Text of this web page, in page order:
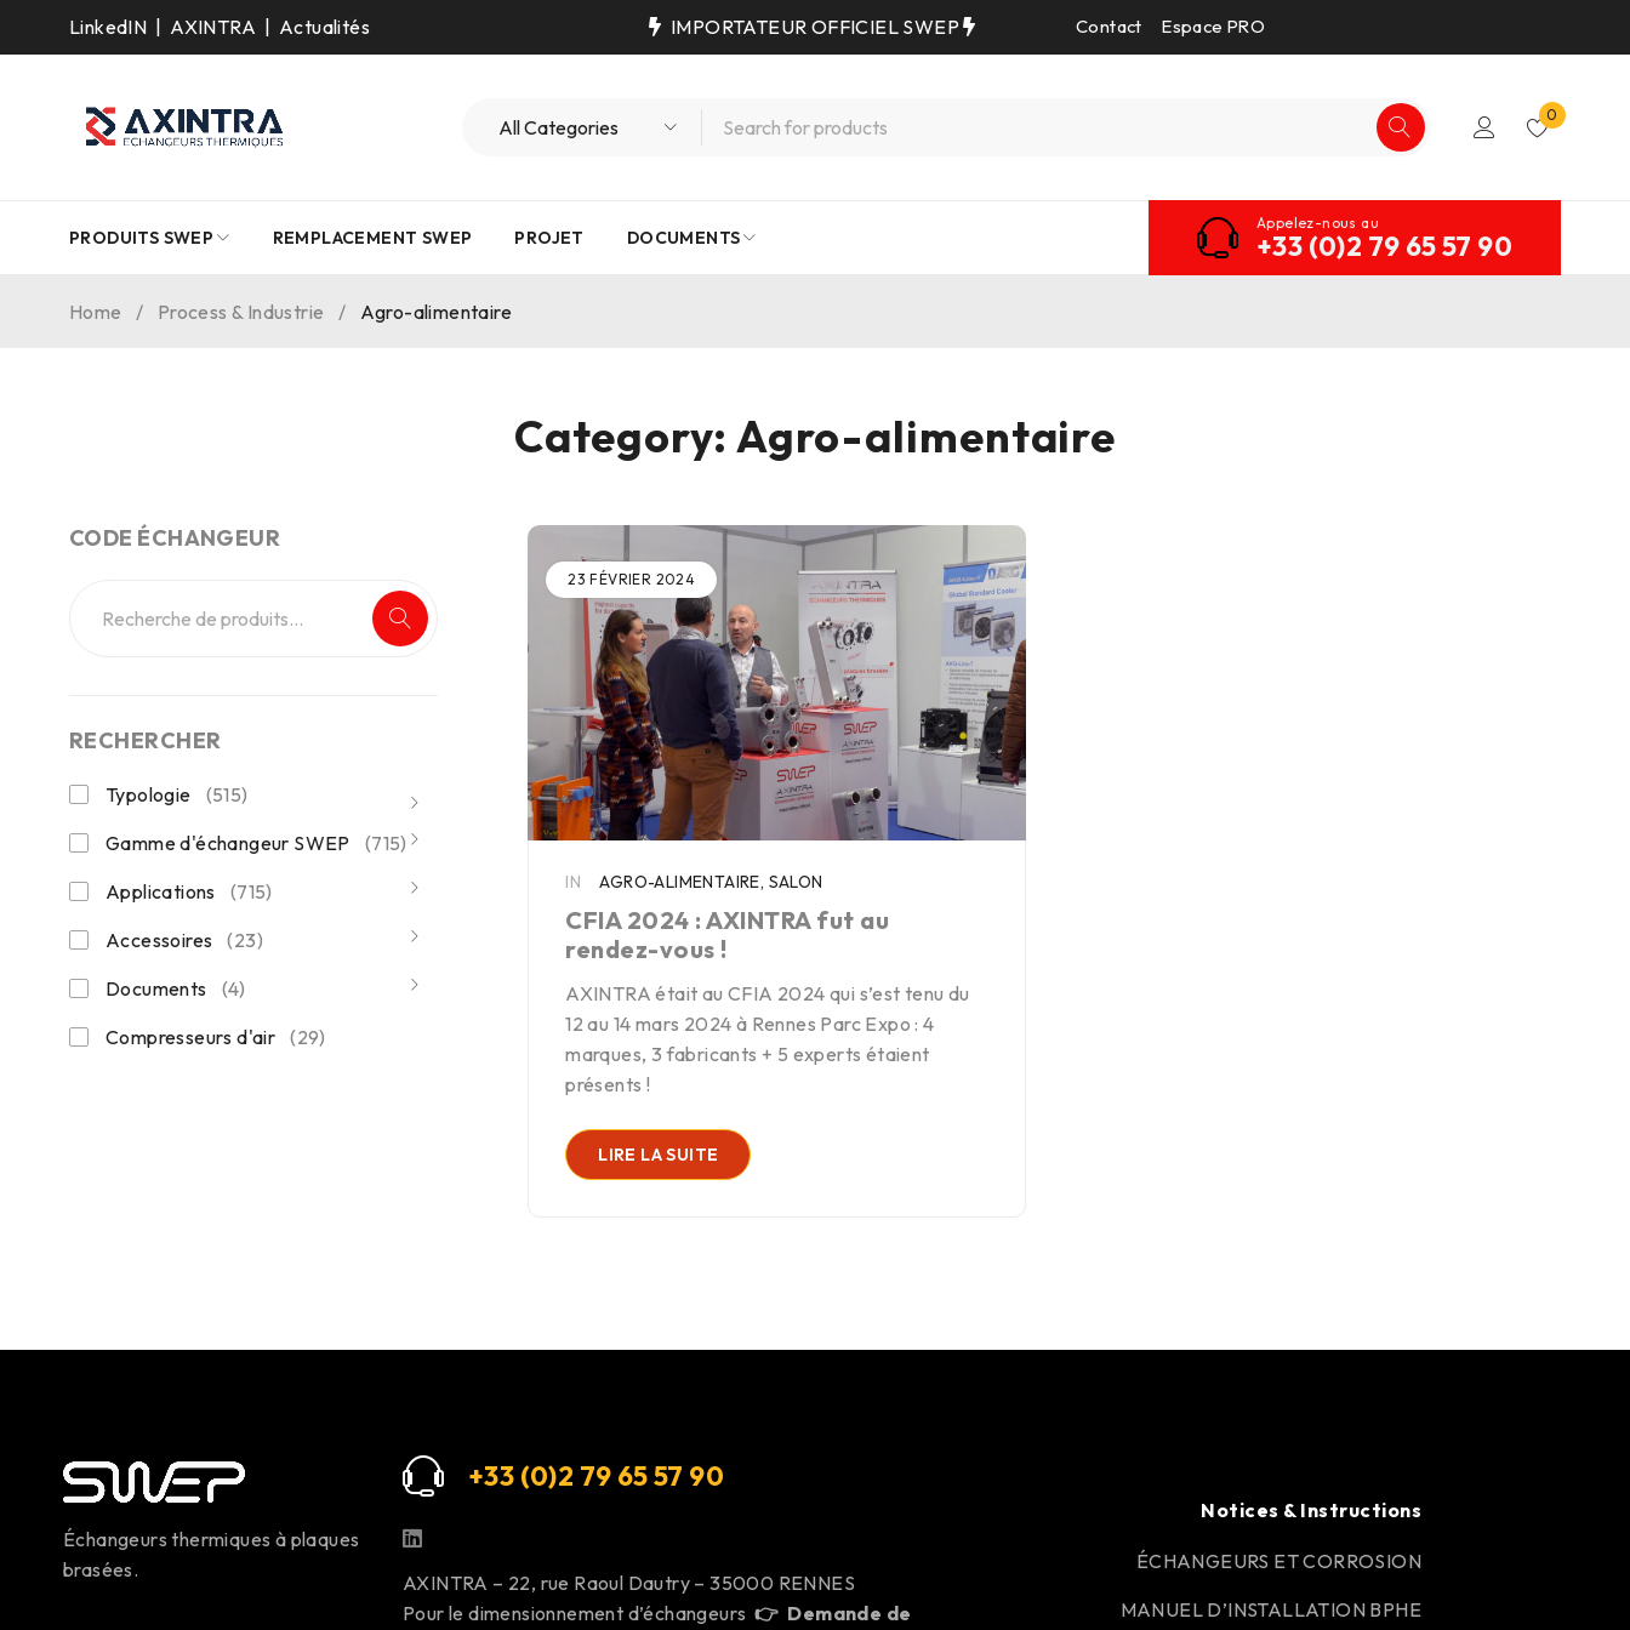
LinkedIN AXINTRA Actualités IMPORTATEUR OFFICIEL SWEP Contact Espace PRO
0
PRODUITS SWEP REMPLACEMENT SWEP PROJET DOCUMENTS
Appelez-nous au
+33 (0)2 79 65 57 90
Category: Agro-alimentaire
Home / Process & Industrie / Agro-alimentaire
CODE ÉCHANGEUR
RECHERCHER
Typologie
(515)
Gamme d'échangeur SWEP
(715)
Applications
(715)
Accessoires
(23)
Documents
(4)
Compresseurs d'air
(29)
23 FÉVRIER 2024
IN AGRO-ALIMENTAIRE, SALON
CFIA 2024 : AXINTRA fut au
rendez-vous !
AXINTRA était au CFIA 2024 qui s’est tenu du
12 au 14 mars 2024 à Rennes Parc Expo : 4
marques, 3 fabricants + 5 experts étaient
présents !
LIRE LA SUITE
Échangeurs thermiques à plaques
brasées.
+33 (0)2 79 65 57 90
AXINTRA – 22, rue Raoul Dautry – 35000 RENNES
Pour le dimensionnement d’échangeurs👉 Demande de
Notices & Instructions
ÉCHANGEURS ET CORROSION
MANUEL D’INSTALLATION BPHE